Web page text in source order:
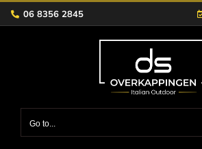
Skip
to
06 8356 2845
Go to...